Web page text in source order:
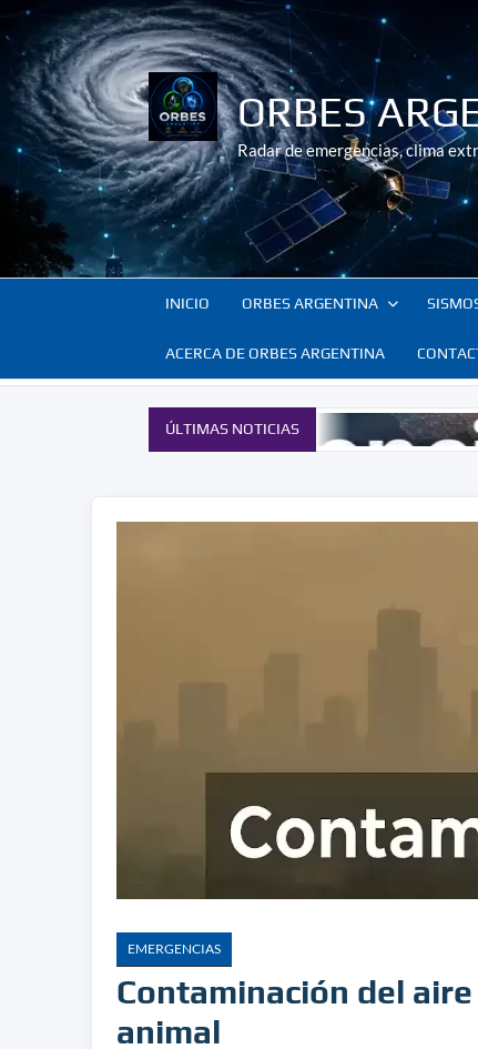
Saltar
al
contenido
ORBES
Radar de emergencias, clima
INICIO ORBES ARGENTINA
ACERCA DE ORBES ARGENTINA
ÚLTIMAS NOTICIAS
EMERGENCIAS
Contaminación del
animal